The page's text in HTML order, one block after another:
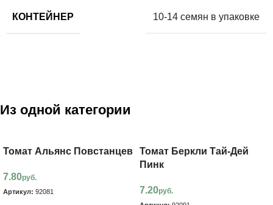
КОНТЕЙНЕР 10-14 семян в упаковке
Из одной категории
Томат Альянс Повстанцев
7.80руб.
Артикул: 92081
Томат Беркли Тай-Дей
Пинк
7.20руб.